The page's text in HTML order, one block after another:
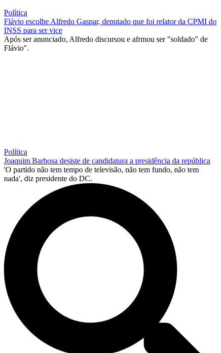
Política
Flávio escolhe Alfredo Gaspar, deputado que foi relator da CPMI do
INSS para ser vice
Após ser anunciado, Alfredo discursou e afrmou ser "soldado" de
Flávio".
Política
Joaquim Barbosa desiste de candidatura a presidência da república
'O partido não tem tempo de televisão, não tem fundo, não tem
nada', diz presidente do DC.